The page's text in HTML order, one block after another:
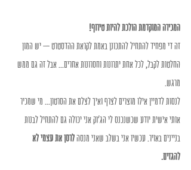
המכירה המוקדמת הולכת להיות טירוף!
זה די מפחיד להתחיל להתכונן באמת לקראת ההדסטרט – יש המון
החלטות לקבל, לכל אחת יתרונות וחסרונות אחרים... אבל זה גם ממש
מרגש.
לנסות לדמיין אילו מוצרים לצרף ואיך לצלם את הסרטון... מי שמכיר
אותי אישית יודע שכשנכנס לי הג'וק אני יכולה גם להתחיל לבנות
בניינים באויר. עכשיו אני בשלב שאני מנסה לרסן את עצמי לא
להגזים.